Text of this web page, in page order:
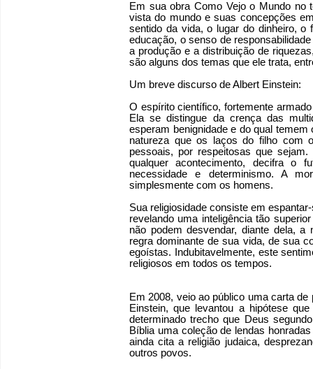
Em sua obra Como Vejo o Mundo no
vista do mundo e suas concepções
sentido da vida, o lugar do dinheiro, o
educação, o senso de
a produção e a distribuição de
são alguns dos temas que ele trata,
Um breve discurso de Albert Einstein:
O espírito científico, fortemente
Ela se distingue da crença das
esperam benignidade e do qual
natureza que os laços do filho com
pessoais, por respeitosas que
qualquer acontecimento, decifra o
necessidade e determinismo. A
simplesmente com os homens.
Sua religiosidade consiste em
revelando uma inteligência tão
não podem desvendar, diante dela,
regra dominante de sua vida, de sua
egoístas. Indubitavelmente, este
religiosos em todos os tempos.
Em 2008, veio ao público uma carta
Einstein, que levantou a hipótese
determinado trecho que Deus
Bíblia uma coleção de lendas
ainda cita a religião judaica,
outros povos.